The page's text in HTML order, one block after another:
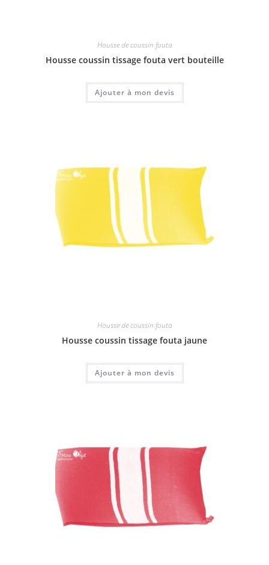
Housse de coussin fouta
Housse coussin tissage fouta vert bouteille
Ajouter à mon devis
Housse de coussin fouta
Housse coussin tissage fouta jaune
Ajouter à mon devis